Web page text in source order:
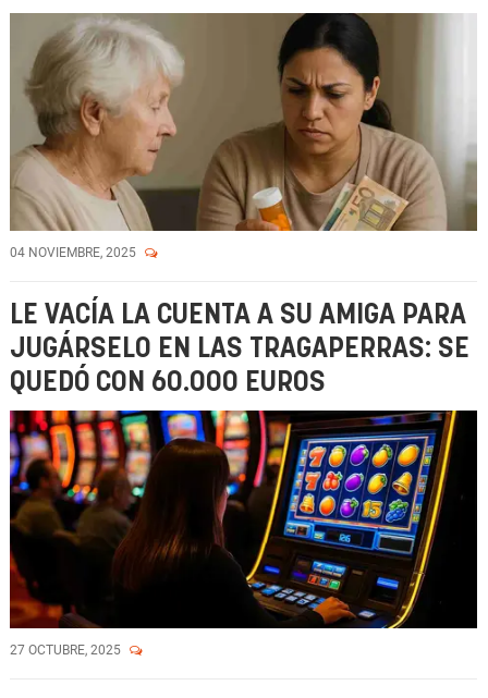
04 NOVIEMBRE, 2025
LE VACÍA LA CUENTA A SU AMIGA PARA
JUGÁRSELO EN LAS TRAGAPERRAS: SE
QUEDÓ CON 60.000 EUROS
27 OCTUBRE, 2025